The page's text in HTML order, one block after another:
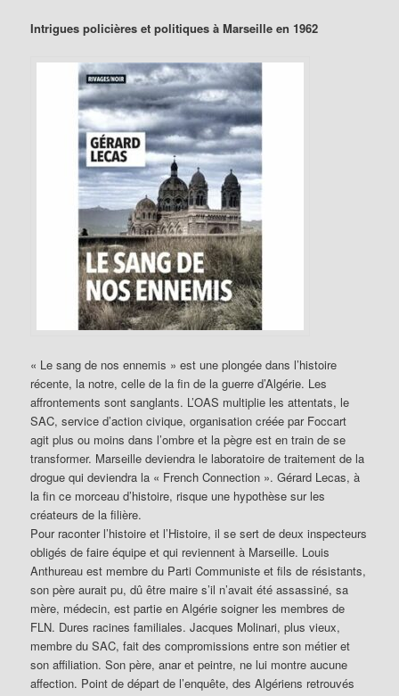
Intrigues policières et politiques à Marseille en 1962
« Le sang de nos ennemis » est une plongée dans l’histoire
récente, la notre, celle de la fin de la guerre d’Algérie. Les
affrontements sont sanglants. L’OAS multiplie les attentats, le
SAC, service d’action civique, organisation créée par Foccart
agit plus ou moins dans l’ombre et la pègre est en train de se
transformer. Marseille deviendra le laboratoire de traitement de la
drogue qui deviendra la « French Connection ». Gérard Lecas, à
la fin ce morceau d’histoire, risque une hypothèse sur les
créateurs de la filière.
Pour raconter l’histoire et l’Histoire, il se sert de deux inspecteurs
obligés de faire équipe et qui reviennent à Marseille. Louis
Anthureau est membre du Parti Communiste et fils de résistants,
son père aurait pu, dû être maire s’il n’avait été assassiné, sa
mère, médecin, est partie en Algérie soigner les membres de
FLN. Dures racines familiales. Jacques Molinari, plus vieux,
membre du SAC, fait des compromissions entre son métier et
son affiliation. Son père, anar et peintre, ne lui montre aucune
affection. Point de départ de l’enquête, des Algériens retrouvés